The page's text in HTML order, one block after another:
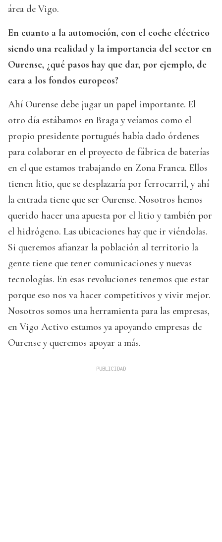
área de Vigo.
En cuanto a la automoción, con el coche eléctrico
siendo una realidad y la importancia del sector en
Ourense, ¿qué pasos hay que dar, por ejemplo, de
cara a los fondos europeos?
Ahí Ourense debe jugar un papel importante. El
otro día estábamos en Braga y veíamos como el
propio presidente portugués había dado órdenes
para colaborar en el proyecto de fábrica de baterías
en el que estamos trabajando en Zona Franca. Ellos
tienen litio, que se desplazaría por ferrocarril, y ahí
la entrada tiene que ser Ourense. Nosotros hemos
querido hacer una apuesta por el litio y también por
el hidrógeno. Las ubicaciones hay que ir viéndolas.
Si queremos afianzar la población al territorio la
gente tiene que tener comunicaciones y nuevas
tecnologías. En esas revoluciones tenemos que estar
porque eso nos va hacer competitivos y vivir mejor.
Nosotros somos una herramienta para las empresas,
en Vigo Activo estamos ya apoyando empresas de
Ourense y queremos apoyar a más.